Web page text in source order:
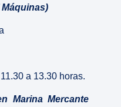
a 13.30 horas.
Marina Mercante